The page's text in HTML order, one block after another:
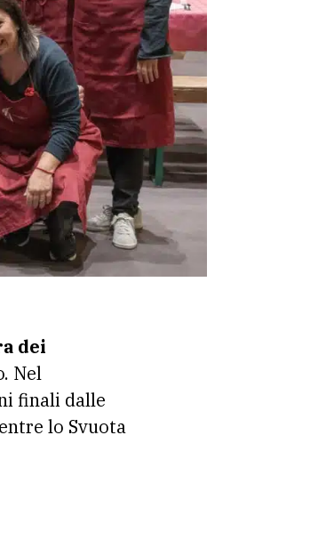
dei
Nel
finali dalle
lo Svuota